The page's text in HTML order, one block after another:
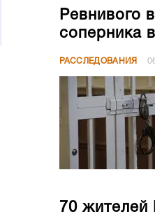
Ревнивого
соперника
РАССЛЕДОВАНИЯ
70 жителей